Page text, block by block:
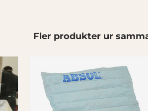
Fler produkter ur